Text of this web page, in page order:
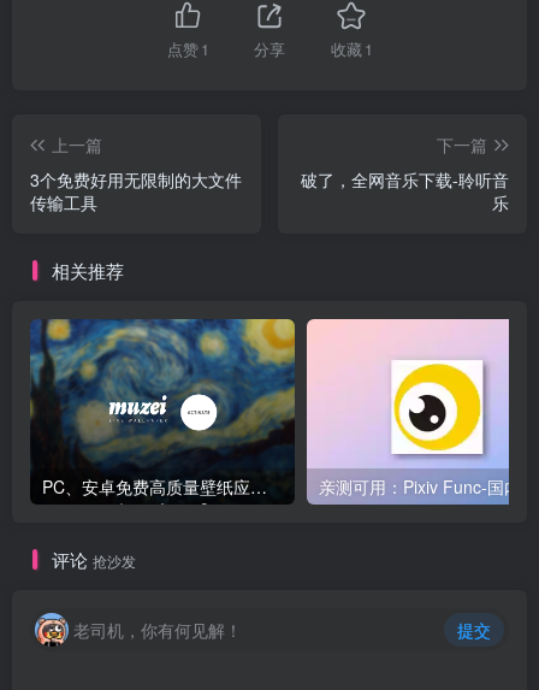
点赞1 分享 收藏1
上一篇
3个免费好用无限制的大文件
传输工具
下一篇
破了，全网音乐下载-聆听音
乐
相关推荐
PC、安卓免费高质量壁纸应用系列
评论 抢沙发
老司机，你有何见解！ 提交